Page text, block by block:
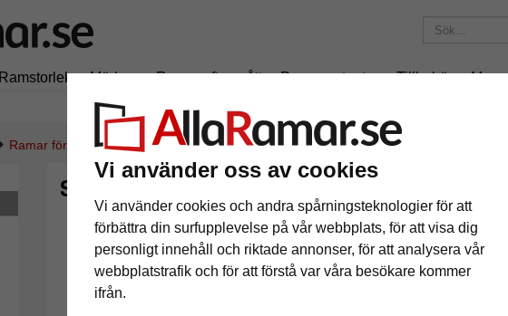
Vi använder oss av cookies
Vi använder cookies och andra spårningsteknologier för att
förbättra din surfupplevelse på vår webbplats, för att visa dig
personligt innehåll och riktade annonser, för att analysera vår
webbplatstrafik och för att förstå var våra besökare kommer
ifrån.
Ramstorlek Märken Ramar efter mått Passepartouter Tillbehör
195 kr
Ramar för kilramar Skuggfogsram Aurora efter mått
Skuggfogsram Aurora efter mått